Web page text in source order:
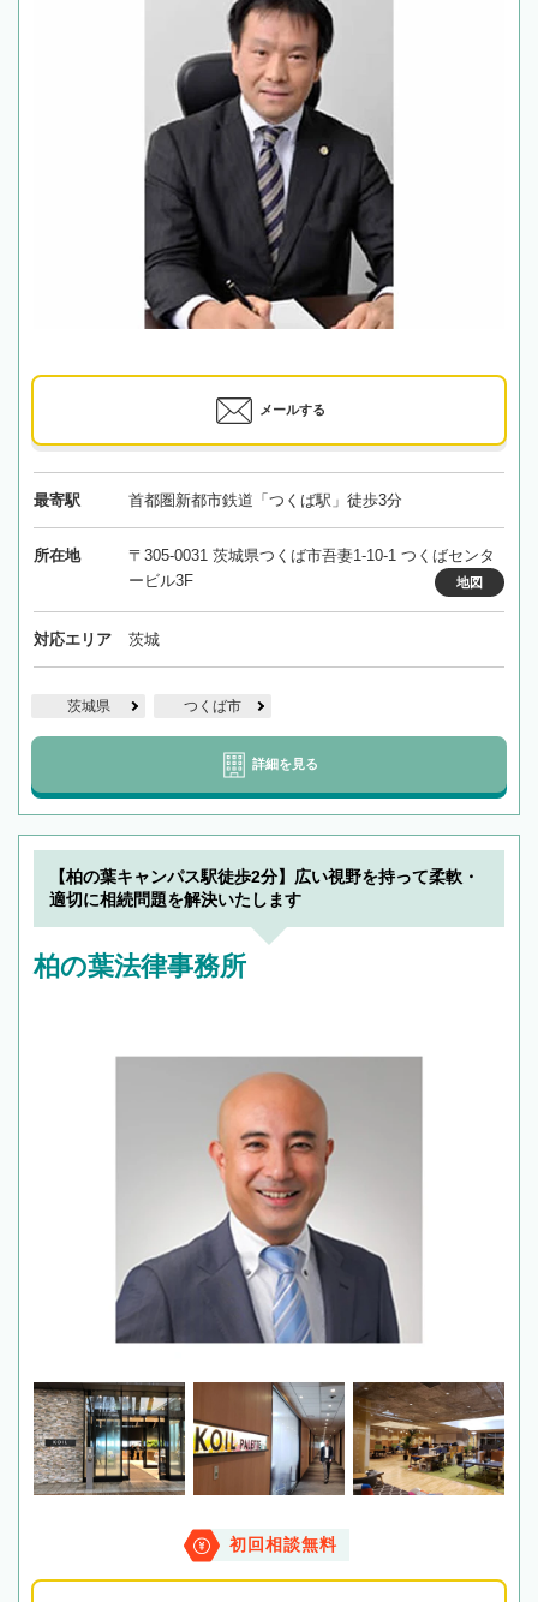
メールする
最寄駅 首都圏新都市鉄道「つくば駅」徒歩3分
所在地
〒305-0031 茨城県つくば市吾妻1-10-1 つくばセンタ
ービル3F
地図
対応エリア 茨城
茨城県 つくば市
詳細を見る
【柏の葉キャンパス駅徒歩2分】広い視野を持って柔軟・
適切に相続問題を解決いたします
柏の葉法律事務所
初回相談無料